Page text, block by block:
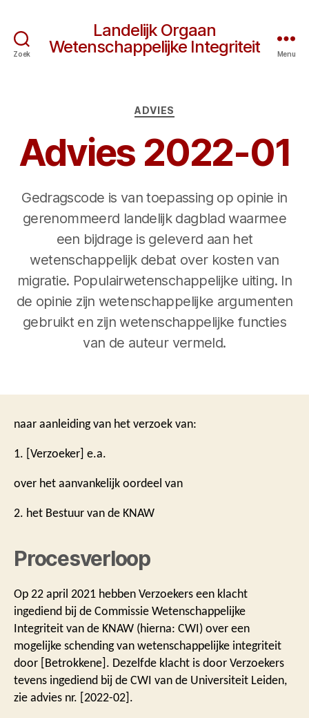
Zoek
Landelijk Orgaan
Wetenschappelijke Integriteit
Menu
Categorieën
ADVIES
Advies 2022-01
Gedragscode is van toepassing op opinie in
gerenommeerd landelijk dagblad waarmee
een bijdrage is geleverd aan het
wetenschappelijk debat over kosten van
migratie. Populairwetenschappelijke uiting. In
de opinie zijn wetenschappelijke argumenten
gebruikt en zijn wetenschappelijke functies
van de auteur vermeld.
naar aanleiding van het verzoek van:
1. [Verzoeker] e.a.
over het aanvankelijk oordeel van
2. het Bestuur van de KNAW
Procesverloop
Op 22 april 2021 hebben Verzoekers een klacht
ingediend bij de Commissie Wetenschappelijke
Integriteit van de KNAW (hierna: CWI) over een
mogelijke schending van wetenschappelijke integriteit
door [Betrokkene]. Dezelfde klacht is door Verzoekers
tevens ingediend bij de CWI van de Universiteit Leiden,
zie advies nr. [2022-02].